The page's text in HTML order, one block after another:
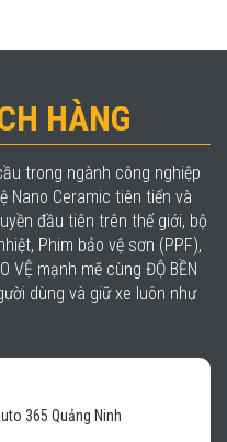
HÀNG
trong ngành công nghiệp
Nano Ceramic tiên tiến và
đầu tiên trên thế giới, bộ
Phim bảo vệ sơn (PPF),
VỆ mạnh mẽ cùng ĐỘ BỀN
dùng và giữ xe luôn như
365 Quảng Ninh